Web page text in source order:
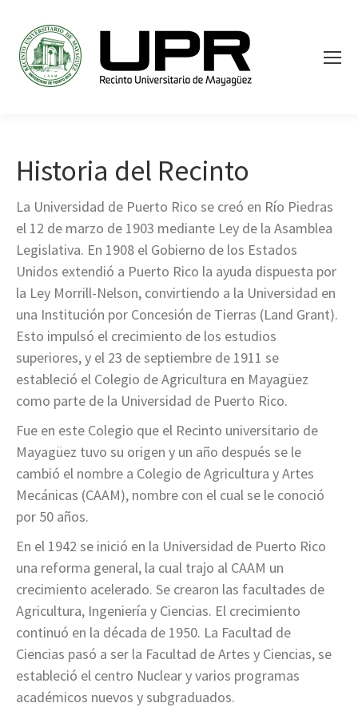
Historia del Recinto
La Universidad de Puerto Rico se creó en Río Piedras
el 12 de marzo de 1903 mediante Ley de la Asamblea
Legislativa. En 1908 el Gobierno de los Estados
Unidos extendió a Puerto Rico la ayuda dispuesta por
la Ley Morrill-Nelson, convirtiendo a la Universidad en
una Institución por Concesión de Tierras (Land Grant).
Esto impulsó el crecimiento de los estudios
superiores, y el 23 de septiembre de 1911 se
estableció el Colegio de Agricultura en Mayagüez
como parte de la Universidad de Puerto Rico.
Fue en este Colegio que el Recinto universitario de
Mayagüez tuvo su origen y un año después se le
cambió el nombre a Colegio de Agricultura y Artes
Mecánicas (CAAM), nombre con el cual se le conoció
por 50 años.
En el 1942 se inició en la Universidad de Puerto Rico
una reforma general, la cual trajo al CAAM un
crecimiento acelerado. Se crearon las facultades de
Agricultura, Ingeniería y Ciencias. El crecimiento
continuó en la década de 1950. La Facultad de
Ciencias pasó a ser la Facultad de Artes y Ciencias, se
estableció el centro Nuclear y varios programas
académicos nuevos y subgraduados.